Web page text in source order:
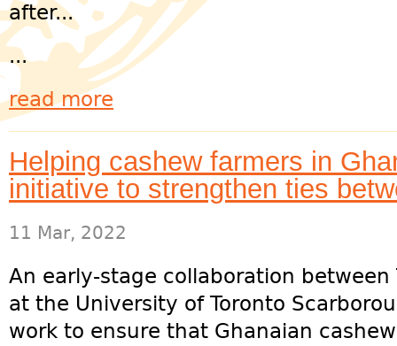
after...
...
read more
Helping cashew farmers in
initiative to strengthen ties
11 Mar, 2022
An early-stage collaboration between
at the University of Toronto
work to ensure that Ghanaian